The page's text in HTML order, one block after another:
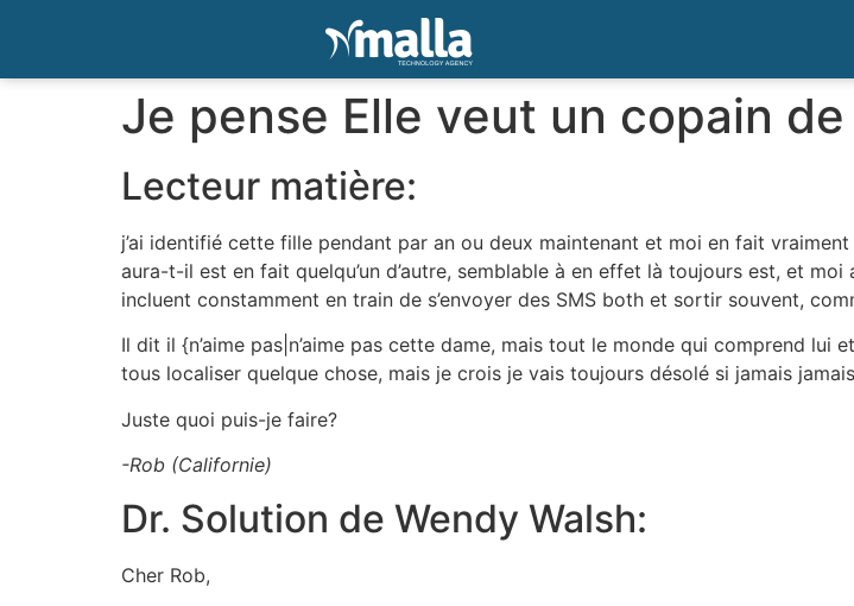
Je pense Elle veut un copain
Lecteur matière:
j’ai identifié cette fille pendant par an ou deux maintenant et moi en fait
aura-t-il est en fait quelqu’un d’autre, semblable à en effet là toujours est, et
incluent constamment en train de s’envoyer des SMS both et sortir souvent,
Il dit il {n’aime pas|n’aime pas cette dame, mais tout le monde qui comprend lui
tous localiser quelque chose, mais je crois je vais toujours désolé si jamais
Juste quoi puis-je faire?
-Rob (Californie)
Dr. Solution de Wendy Walsh:
Cher Rob,